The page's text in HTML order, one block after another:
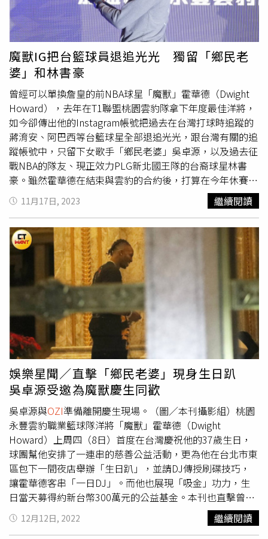
魔獸IG把台籃球員退追光光 獨留「鄉民老
婆」和林書豪
曾經可以單換詹皇的前NBA球星「魔獸」霍華德（Dwight
Howard），去年在T1聯盟桃園雲豹隊拿下年度最佳洋將，
如今卻傳出他的Instagram帳號把過去在台灣打球時追蹤的
蔣淯安、阿巴西等台籃球星全部退追光光，跟台灣有關的追
蹤帳號中，只留下女歌手「鄉民老婆」吳卓源，以及過去征
戰NBA的隊友、現正效力PLG新北國王隊的台裔球星林書
豪。雖然霍華德在結束與雲豹的合約後，打算在今年休賽季
重返NBA，但他目前為止仍然沒有收到任何球隊的報價。就
連台灣2大職籃T1和PLG近期也陸續開打，依舊沒有傳出魔
獸加盟任何球隊的消息。不過他在社群上發布跟台灣有關的
貼文時，仍會在文末附上繁體中文，讓許多球迷期待他能再
戰台灣籃壇。上賽季魔獸效力雲豹時，曾跟隊友羅振鋒、盧
捷閔以及前球隊總經理蘇翊傑結下好交情，還曾表示對交手
過的蔣淯安、阿巴西等球星留下深刻印象，當時也都有在IG
上互相關注，9日他更曬出在台打球時的種種紀錄，聲稱
「這是一次傳奇般的經歷，我希望你們都像我想你一樣想念
我」，沒想到轉眼間，魔獸就無預警退追了所有在台隊友和
老東家的官方帳號。吳卓源當晚和
及魔獸合影留念。
（圖／取自桃園永豐雲豹職業籃球隊臉書）除了效力休士頓
火箭隊時的前隊友林書豪之外，霍華德還留下「鄉民老婆」
吳卓源，當時他在台灣出席時尚雜誌《GQ》的「Men of
the Year」年度風格大賞時，主動向吳卓源索取IG帳號，吳
卓源當場也欣然答應並回追對方。事後在霍華德的37歲夜店
慶生上，吳卓源和好友ØZI也一同到場共襄盛舉，並合影留
念。
11月17日, 2023 繼續閱讀
娛樂星聞／直擊「鄉民老婆」現身生日趴
吳卓源受邀為魔獸慶生同歡
吳卓源與OZI準備離開慶生現場。（圖／本刊攝影組）桃園
永豐雲豹職業籃球隊洋將「魔獸」霍華德（Dwight
Howard）上周四（8日）首度在台灣慶祝他的37歲生日，
球團幫他安排了一連串的慈善公益活動，更為他在台北市東
區包下一間夜店舉辦「生日趴」，並請DJ傳授刷碟技巧，
讓霍華德客串「一日DJ」。而他也展現「吸金」功力，生
日當天募得約新台幣300萬元的公益基金。本刊也直擊曾與
他互換IG的「鄉民老婆」吳卓源當晚現身該夜店，陪他一同
慶祝。吳卓源當晚和
與魔獸合影留念。（圖／取自桃園
12月12日, 2022 繼續閱讀